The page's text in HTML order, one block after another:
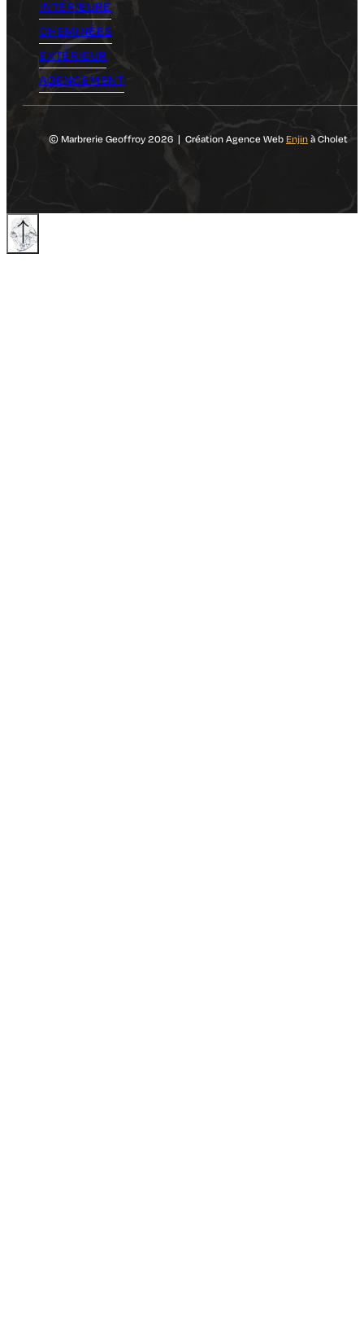
INTÉRIEURE
CHEMINÉES
EXTÉRIEUR
AGENCEMENT
© Marbrerie Geoffroy 2026 | Création Agence Web Enjin à Cholet